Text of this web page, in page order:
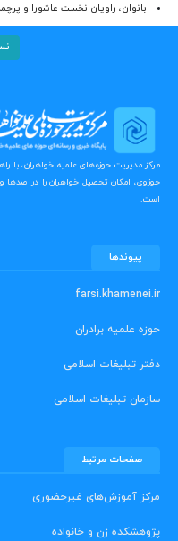
بانوان، راویان نخست عاشورا و
مرکز مدیریت حوزه‌های علمیه خواهران، با
حوزوی، امکان تحصیل خواهران را در صدها
است.
پیوندها
farsi.khamenei.ir
حوزه علمیه برادران
دفتر تبلیغات اسلامی
سازمان تبلیغات اسلامی
صفحات مرتبط
مرکز آموزش‌های غیرحضوری
پژوهشکده زن و خانواده